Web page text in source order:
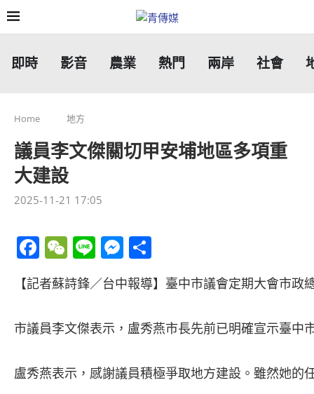
即時 影音 農業 熱門 兩岸 社會
Home 地方
議員李文傑關切甲安埔地區多項重
大建設
2025-11-21 17:05
Facebook
WeChat
LineMessenger
享
【記者蘇詩鋒／台中報導】臺中市議會定期大會市
市議員李文傑表示，盧秀燕市長先前已明確宣示臺
盧秀燕表示，感謝議員積極爭取地方建設。雖然她